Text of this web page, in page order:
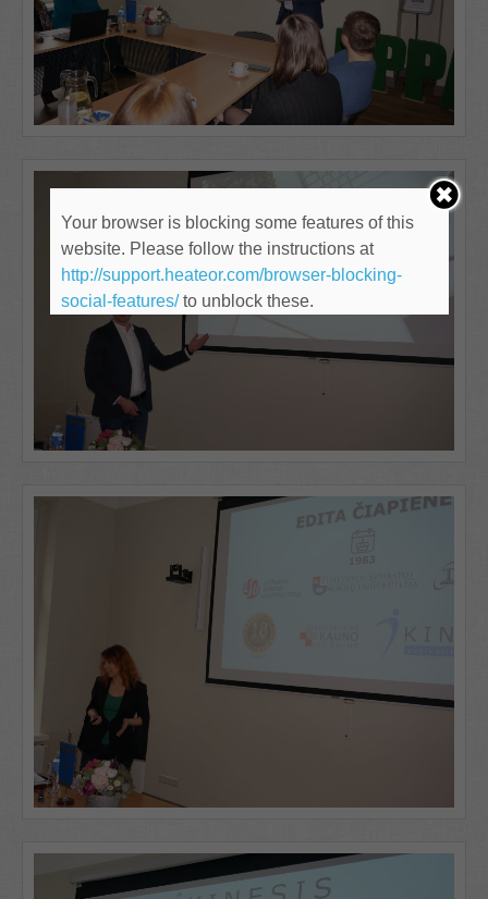
Your browser is blocking some features of this
website. Please follow the instructions at
http://support.heateor.com/browser-blocking-
social-features/to unblock these.